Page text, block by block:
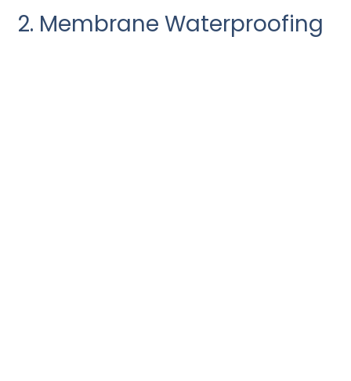
2. Membrane Waterproofing